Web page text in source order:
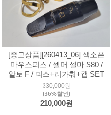
[중고상품][260413_06] 색소폰
마우스피스 / 셀머 셀마 S80 /
알토 F / 피스+리가춰+캡 SET
330,000원
(36%할인)
210,000원